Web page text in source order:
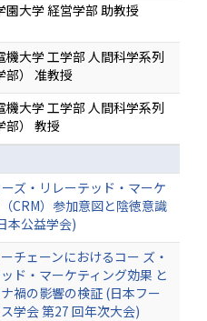
園大学 経営学部 助教授
機大学 工学部 人間科学系列
部） 准教授
機大学 工学部 人間科学系列
部） 教授
ズ・リレーテッド・マーケ
CRM）参加意図と陰徳意識
本公益学会)
チェーンにおけるコー ズ・
ド・マーケティング効果 と
禍の影響の検証 (日本フー
学会 第27 回年次大会)